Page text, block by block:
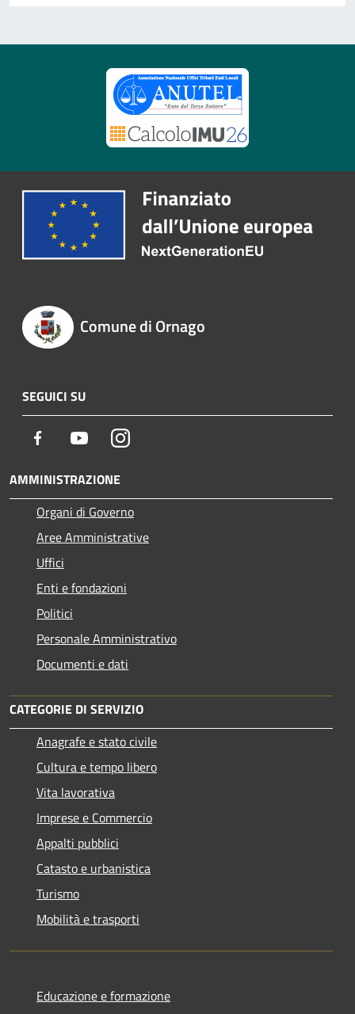
Comune di Ornago
SEGUICI SU
Facebook YoutubeInstagram
AMMINISTRAZIONE
Organi di Governo
Aree Amministrative
Uffici
Enti e fondazioni
Politici
Personale Amministrativo
Documenti e dati
CATEGORIE DI SERVIZIO
Anagrafe e stato civile
Cultura e tempo libero
Vita lavorativa
Imprese e Commercio
Appalti pubblici
Catasto e urbanistica
Turismo
Mobilità e trasporti
Educazione e formazione